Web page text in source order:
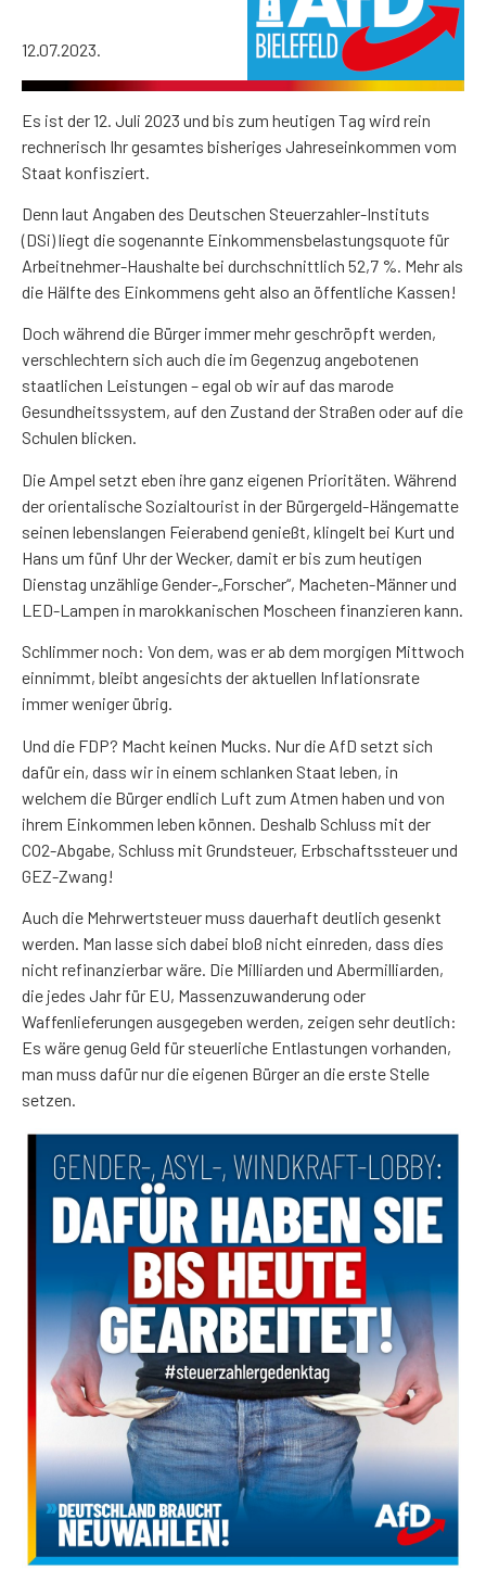
12.07.2023.
Es ist der 12. Juli 2023 und bis zum heutigen Tag wird rein
rechnerisch Ihr gesamtes bisheriges Jahreseinkommen vom
Staat konfisziert.
Denn laut Angaben des Deutschen Steuerzahler-Instituts
(DSi) liegt die sogenannte Einkommensbelastungsquote für
Arbeitnehmer-Haushalte bei durchschnittlich 52,7 %. Mehr als
die Hälfte des Einkommens geht also an öffentliche Kassen!
Doch während die Bürger immer mehr geschröpft werden,
verschlechtern sich auch die im Gegenzug angebotenen
staatlichen Leistungen – egal ob wir auf das marode
Gesundheitssystem, auf den Zustand der Straßen oder auf die
Schulen blicken.
Die Ampel setzt eben ihre ganz eigenen Prioritäten. Während
der orientalische Sozialtourist in der Bürgergeld-Hängematte
seinen lebenslangen Feierabend genießt, klingelt bei Kurt und
Hans um fünf Uhr der Wecker, damit er bis zum heutigen
Dienstag unzählige Gender-„Forscher“, Macheten-Männer und
LED-Lampen in marokkanischen Moscheen finanzieren kann.
Schlimmer noch: Von dem, was er ab dem morgigen Mittwoch
einnimmt, bleibt angesichts der aktuellen Inflationsrate
immer weniger übrig.
Und die FDP? Macht keinen Mucks. Nur die AfD setzt sich
dafür ein, dass wir in einem schlanken Staat leben, in
welchem die Bürger endlich Luft zum Atmen haben und von
ihrem Einkommen leben können. Deshalb Schluss mit der
CO2-Abgabe, Schluss mit Grundsteuer, Erbschaftssteuer und
GEZ-Zwang!
Auch die Mehrwertsteuer muss dauerhaft deutlich gesenkt
werden. Man lasse sich dabei bloß nicht einreden, dass dies
nicht refinanzierbar wäre. Die Milliarden und Abermilliarden,
die jedes Jahr für EU, Massenzuwanderung oder
Waffenlieferungen ausgegeben werden, zeigen sehr deutlich:
Es wäre genug Geld für steuerliche Entlastungen vorhanden,
man muss dafür nur die eigenen Bürger an die erste Stelle
setzen.